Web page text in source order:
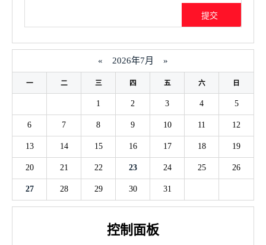
« 2026年7月 »
一 二 三 四 五 六 日
1 2 3 4 5
6 7 8 9 10 11 12
13 14 15 16 17 18 19
20 21 22 23 24 25 26
27 28 29 30 31
控制面板